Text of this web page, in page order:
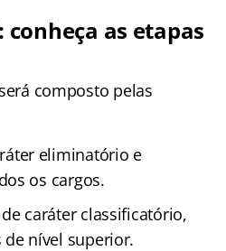
conheça as etapas
composto pelas
eliminatório e
os cargos.
de caráter classificatório,
de nível superior.